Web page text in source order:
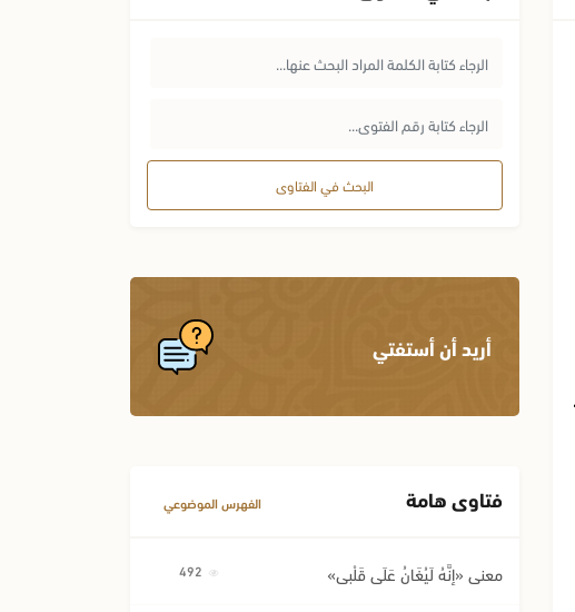
البحث في الفتاوى
أريد أن أستفتي
فتاوى هامة الفهرس الموضوعي
معنى «إِنَّهُ لَيُغَانُ عَلَى قَلْبِي»